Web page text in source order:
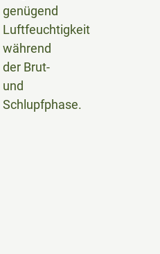
genügend
Luftfeuchtigkeit
während
der Brut-
und
Schlupfphase.